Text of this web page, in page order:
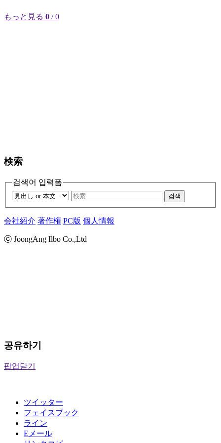
もっと見る 0 / 0
検索
검색어 입력폼
검색
会社紹介 著作権 PC版 個人情報
ⓒ JoongAng Ilbo Co.,Ltd
공유하기
팝업닫기
ツイッター
フェイスブック
ライン
Eメール